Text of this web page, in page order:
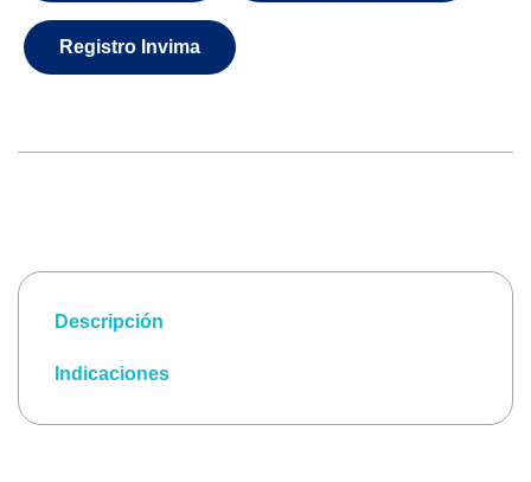
Registro Invima
Descripción
Indicaciones